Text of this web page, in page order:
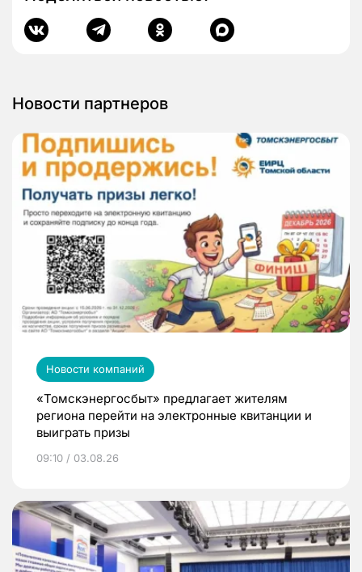
Новости партнеров
Новости компаний
«Томскэнергосбыт» предлагает жителям
региона перейти на электронные квитанции и
выиграть призы
09:10 / 03.08.26